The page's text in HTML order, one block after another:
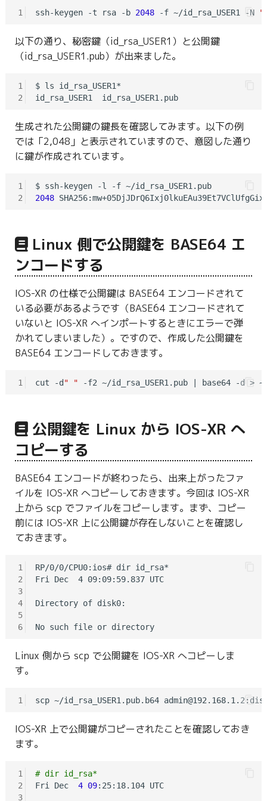
1 ssh-keygen -t rsa -b 2048 -f ~/id_rsa_USER1 -N
以下の通り、秘密鍵（id_rsa_USER1）と公開鍵
（id_rsa_USER1.pub）が出来ました。
1
2
$ ls id_rsa_USER1*
id_rsa_USER1  id_rsa_USER1.pub
生成された公開鍵の鍵長を確認してみます。以下の例
では「2,048」と表示されていますので、意図した通り
に鍵が作成されています。
1
2
$ ssh-keygen -l -f ~/id_rsa_USER1.pub
2048
Linux 側で公開鍵を BASE64 エ
ンコードする
IOS-XR の仕様で公開鍵は BASE64 エンコードされて
いる必要があるようです（BASE64 エンコードされて
いないと IOS-XR へインポートするときにエラーで弾
かれてしまいました）。ですので、作成した公開鍵を
BASE64 エンコードしておきます。
1 cut -d " "
公開鍵を Linux から IOS-XR へ
コピーする
BASE64 エンコードが終わったら、出来上がったファ
イルを IOS-XR へコピーしておきます。今回は IOS-XR
上から scp でファイルをコピーします。まず、コピー
前には IOS-XR 上に公開鍵が存在しないことを確認し
ておきます。
1
2
3
4
5
6
RP/0/0/CPU0:ios# dir id_rsa*
Fri Dec  4 09:09:59.837 UTC
Directory of disk0:
No such file or directory
Linux 側から scp で公開鍵を IOS-XR へコピーしま
す。
1
IOS-XR 上で公開鍵がコピーされたことを確認しておき
ます。
1
2
3
# dir id_rsa*
Fri Dec 4 09:25:18.104 UTC